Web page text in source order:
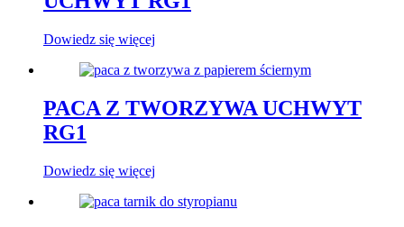
Dowiedz się więcej
PACA Z TWORZYWA UCHWYT
RG1
Dowiedz się więcej